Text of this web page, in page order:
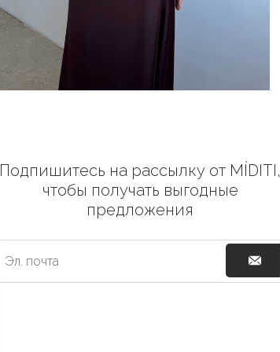
Подпишитесь на рассылку от MÍDITI,
чтобы получать выгодные
предложения